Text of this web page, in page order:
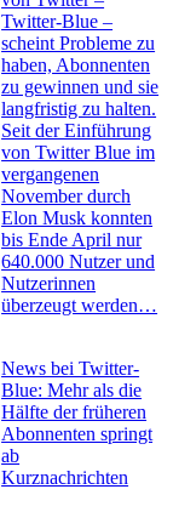
Twitter-Blue –
scheint Probleme zu
haben, Abonnenten
zu gewinnen und sie
langfristig zu halten.
Seit der Einführung
von Twitter Blue im
vergangenen
November durch
Elon Musk konnten
bis Ende April nur
640.000 Nutzer und
Nutzerinnen
überzeugt werden…
News bei Twitter-
Blue: Mehr als die
Hälfte der früheren
Abonnenten springt
ab
Kurznachrichten